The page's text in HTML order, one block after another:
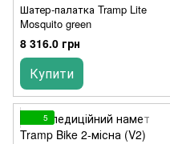
Шатер-палатка Tramp Lite
Mosquito green
8 316.0 грн
Купити
5